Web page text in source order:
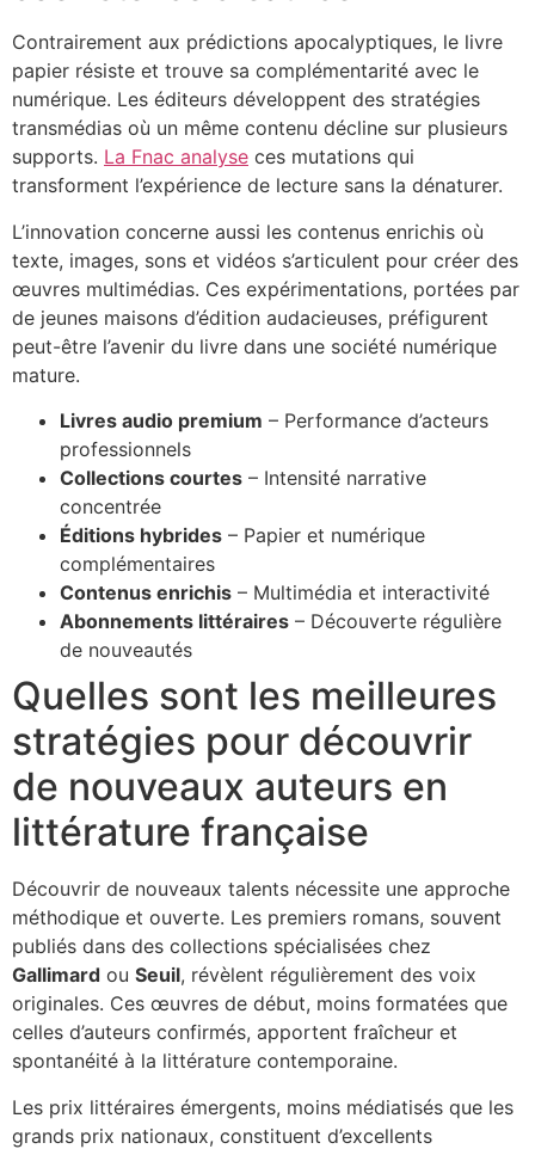
Contrairement aux prédictions apocalyptiques, le livre
papier résiste et trouve sa complémentarité avec le
numérique. Les éditeurs développent des stratégies
transmédias où un même contenu décline sur plusieurs
supports. La Fnac analyse ces mutations qui
transforment l’expérience de lecture sans la dénaturer.
L’innovation concerne aussi les contenus enrichis où
texte, images, sons et vidéos s’articulent pour créer des
œuvres multimédias. Ces expérimentations, portées par
de jeunes maisons d’édition audacieuses, préfigurent
peut-être l’avenir du livre dans une société numérique
mature.
Livres audio premium – Performance d’acteurs
professionnels
Collections courtes – Intensité narrative
concentrée
Éditions hybrides – Papier et numérique
complémentaires
Contenus enrichis – Multimédia et interactivité
Abonnements littéraires – Découverte régulière
de nouveautés
Quelles sont les meilleures
stratégies pour découvrir
de nouveaux auteurs en
littérature française
Découvrir de nouveaux talents nécessite une approche
méthodique et ouverte. Les premiers romans, souvent
publiés dans des collections spécialisées chez
Gallimard ou Seuil, révèlent régulièrement des voix
originales. Ces œuvres de début, moins formatées que
celles d’auteurs confirmés, apportent fraîcheur et
spontanéité à la littérature contemporaine.
Les prix littéraires émergents, moins médiatisés que les
grands prix nationaux, constituent d’excellents